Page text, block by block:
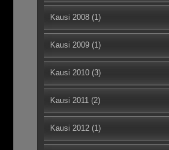
Kausi 2008 (1)
Kausi 2009 (1)
Kausi 2010 (3)
Kausi 2011 (2)
Kausi 2012 (1)